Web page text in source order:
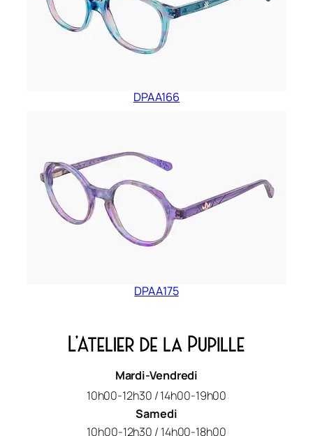
DPAA166
DPAA175
Mardi-Vendredi
10h00-12h30 / 14h00-19h00
Samedi
10h00-12h30 / 14h00-18h00